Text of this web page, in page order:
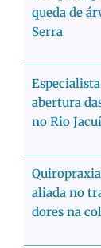
queda de
Serra
abertura
no Rio Jacuí
aliada no
dores na